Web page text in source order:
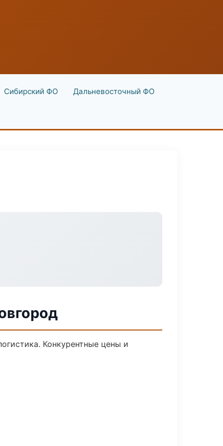
Сибирский ФО Дальневосточный ФО
Конкурентные цены и